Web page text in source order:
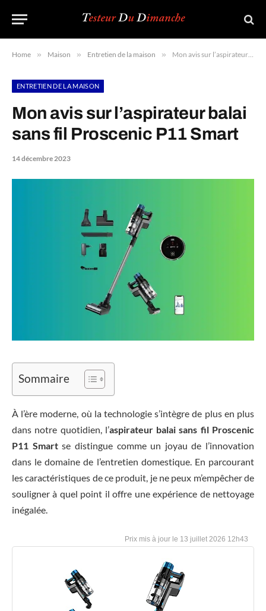
Home » Maison » Entretien de la maison » Mon avis sur l’aspirateur balai sans fil Proscenic P11 Smart
ENTRETIEN DE LA MAISON
Mon avis sur l’aspirateur balai
sans fil Proscenic P11 Smart
14 décembre 2023
Sommaire
À l’ère moderne, où la technologie s’intègre de plus en plus
dans notre quotidien, l’aspirateur balai sans fil Proscenic
P11 Smartse distingue comme un joyau de l’innovation
dans le domaine de l’entretien domestique. En parcourant
les caractéristiques de ce produit, je ne peux m’empêcher de
souligner à quel point il offre une expérience de nettoyage
inégalée.
13 juillet 2026 12h43